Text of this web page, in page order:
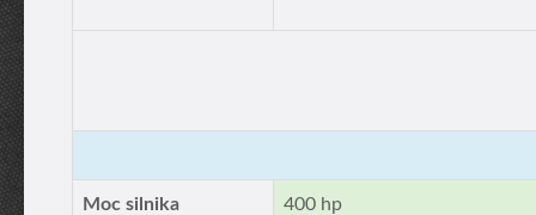
Moc silnika 400 hp